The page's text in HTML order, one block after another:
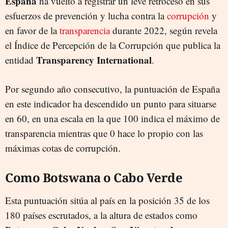
esfuerzos de prevención y lucha contra lacorrupción y
en favor de latransparenciadurante 2022, según revela
el Índice de Percepción de la Corrupción que publica la
entidad Transparency International.
Por segundo año consecutivo, la puntuación de España
en este indicador ha descendido un punto para situarse
en 60, en una escala en la que 100 indica el máximo de
transparencia mientras que 0 hace lo propio con las
máximas cotas de corrupción.
Como Botswana o Cabo Verde
Esta puntuación sitúa al país en la posición 35 de los
180 países escrutados, a la altura de estados como